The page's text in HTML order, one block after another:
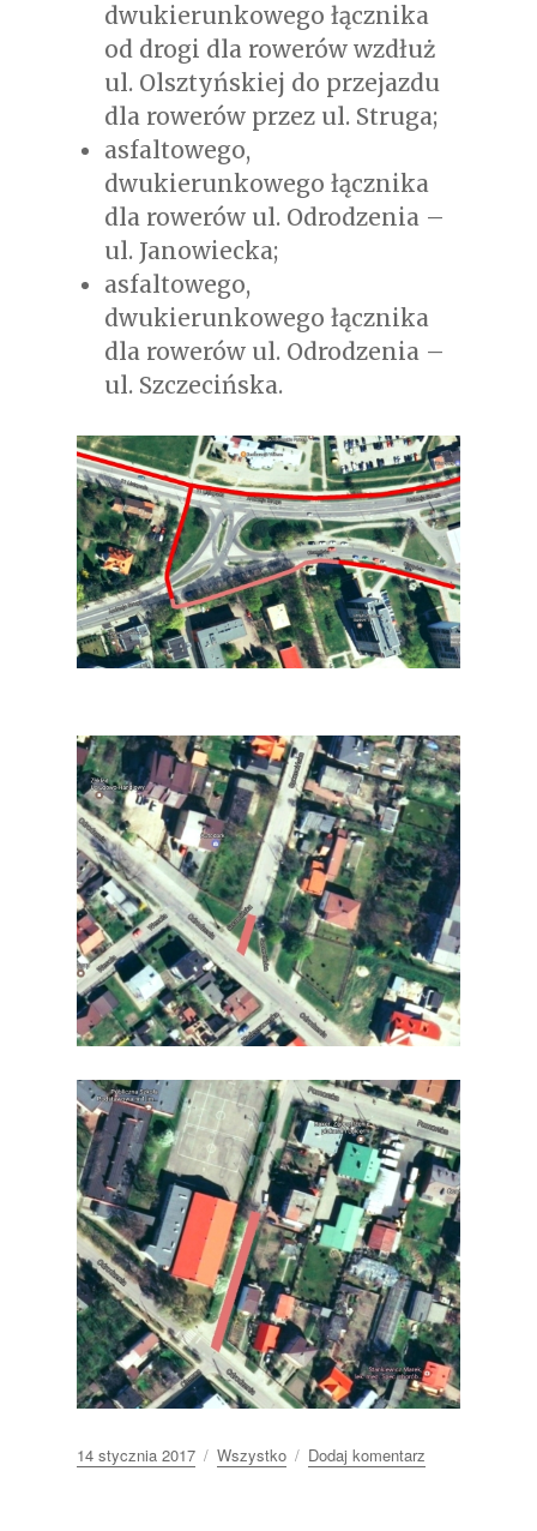
dwukierunkowego łącznika
od drogi dla rowerów wzdłuż
ul. Olsztyńskiej do przejazdu
dla rowerów przez ul. Struga;
asfaltowego,
dwukierunkowego łącznika
dla rowerów ul. Odrodzenia –
ul. Janowiecka;
asfaltowego,
dwukierunkowego łącznika
dla rowerów ul. Odrodzenia –
ul. Szczecińska.
Opublikowano
14 stycznia 2017 Kategorie
Wszystko Dodaj komentarz